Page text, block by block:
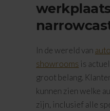
In de wereld van
showrooms is
groot belang.
kunnen zien welke
zijn, inclusief alle